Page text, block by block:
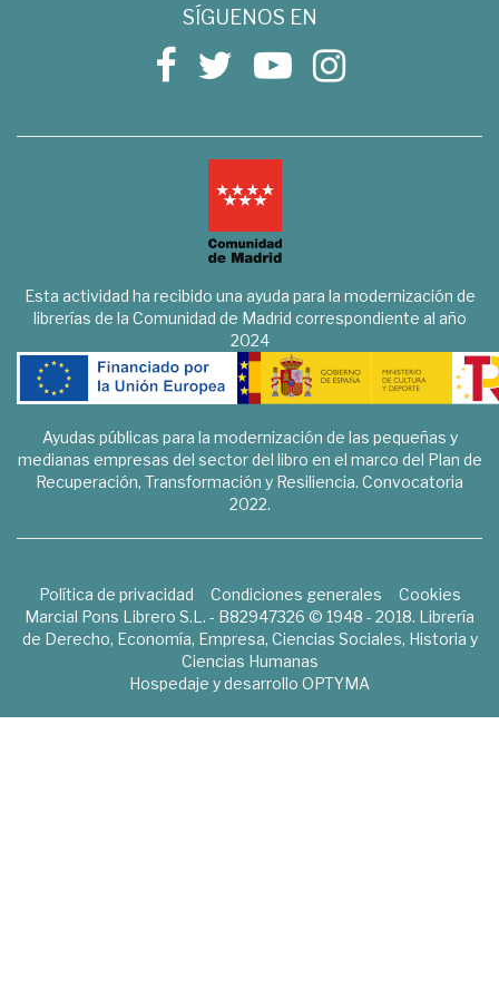
SÍGUENOS EN
Esta actividad ha recibido una ayuda para la modernización de
librerías de la Comunidad de Madrid correspondiente al año
2024
Ayudas públicas para la modernización de las pequeñas y
medianas empresas del sector del libro en el marco del Plan de
Recuperación, Transformación y Resiliencia. Convocatoria
2022.
Política de privacidad Condiciones generales
Cookies
Marcial Pons Librero S.L. - B82947326 © 1948 - 2018. Librería
de Derecho, Economía, Empresa, Ciencias Sociales, Historia y
Ciencias Humanas
Hospedaje y desarrollo OPTYMA